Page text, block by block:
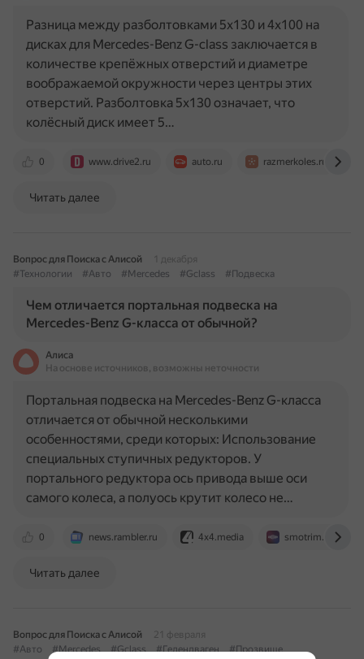
0 www.drive2.ru auto.ru razmerkoles.ru
Разница между разболтовками 5x130 и 4x100 на
дисках для Mercedes-Benz G-class заключается в
количестве крепёжных отверстий и диаметре
воображаемой окружности через центры этих
отверстий. Разболтовка 5x130 означает, что
колёсный диск имеет 5…
Читать далее
Вопрос для Поиска с Алисой
1 декабря
#Технологии
#Авто #Mercedes #Gclass #Подвеска
Чем отличается портальная подвеска на
Mercedes-Benz G-класса от обычной?
Алиса
На основе источников, возможны неточности
0 news.rambler.ru 4x4.media smotrim.ru
Портальная подвеска на Mercedes-Benz G-класса
отличается от обычной несколькими
особенностями, среди которых: Использование
специальных ступичных редукторов. У
портального редуктора ось привода выше оси
самого колеса, а полуось крутит колесо не…
Читать далее
Вопрос для Поиска с Алисой
21 февраля
#Авто
#Mercedes #Gclass #Гелендваген #Прозвище